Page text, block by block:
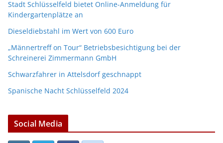
Stadt Schlüsselfeld bietet Online-Anmeldung für
Kindergartenplätze an
Dieseldiebstahl im Wert von 600 Euro
„Männertreff on Tour“ Betriebsbesichtigung bei der
Schreinerei Zimmermann GmbH
Schwarzfahrer in Attelsdorf geschnappt
Spanische Nacht Schlüsselfeld 2024
Social Media